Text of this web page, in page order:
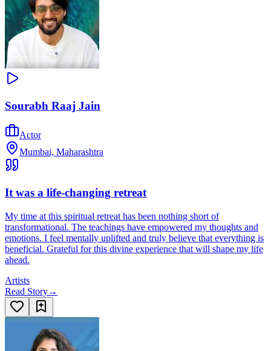
Sourabh Raaj Jain
Actor
Mumbai, Maharashtra
It was a life-changing retreat
My time at this spiritual retreat has been nothing short of
transformational. The teachings have empowered my thoughts and
emotions. I feel mentally uplifted and truly believe that everything is
beneficial. Grateful for this divine experience that will shape my life
ahead.
Artists
Read Story→